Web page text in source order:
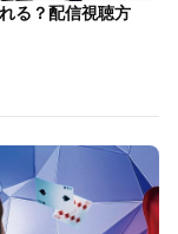
る？配信視聴方